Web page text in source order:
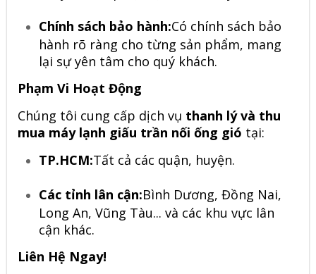
Chính sách bảo hành:Có chính sách bảo
hành rõ ràng cho từng sản phẩm, mang
lại sự yên tâm cho quý khách.
Phạm Vi Hoạt Động
Chúng tôi cung cấp dịch vụ thanh lý và thu
mua máy lạnh giấu trần nối ống gió tại:
TP.HCM:Tất cả các quận, huyện.
Các tỉnh lân cận:Bình Dương, Đồng Nai,
Long An, Vũng Tàu... và các khu vực lân
cận khác.
Liên Hệ Ngay!